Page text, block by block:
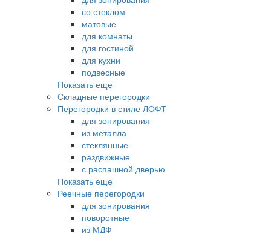
со стеклом
матовые
для комнаты
для гостиной
для кухни
подвесные
Показать еще
Складные перегородки
Перегородки в стиле ЛОФТ
для зонирования
из металла
стеклянные
раздвижные
с распашной дверью
Показать еще
Реечные перегородки
для зонирования
поворотные
из МДФ